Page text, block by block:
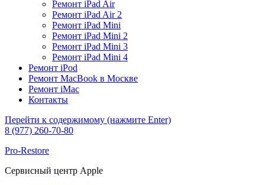
Ремонт iPad Air
Ремонт iPad Air 2
Ремонт iPad Mini
Ремонт iPad Mini 2
Ремонт iPad Mini 3
Ремонт iPad Mini 4
Ремонт iPod
Ремонт MacBook в Москве
Ремонт iMac
Контакты
Перейти к содержимому (нажмите Enter)
8 (977) 260-70-80
Pro-Restore
Сервисный центр Apple